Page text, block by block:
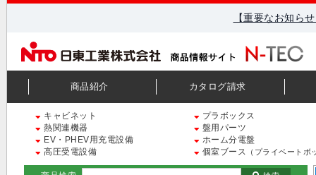
【重要なお知ら
商品紹介 カタログ請求
キャビネット
プラボックス
熱関連機器
盤用パーツ
EV・PHEV用充電設備
ホーム分電盤
高圧受電設備
個室ブース （プライベートボ